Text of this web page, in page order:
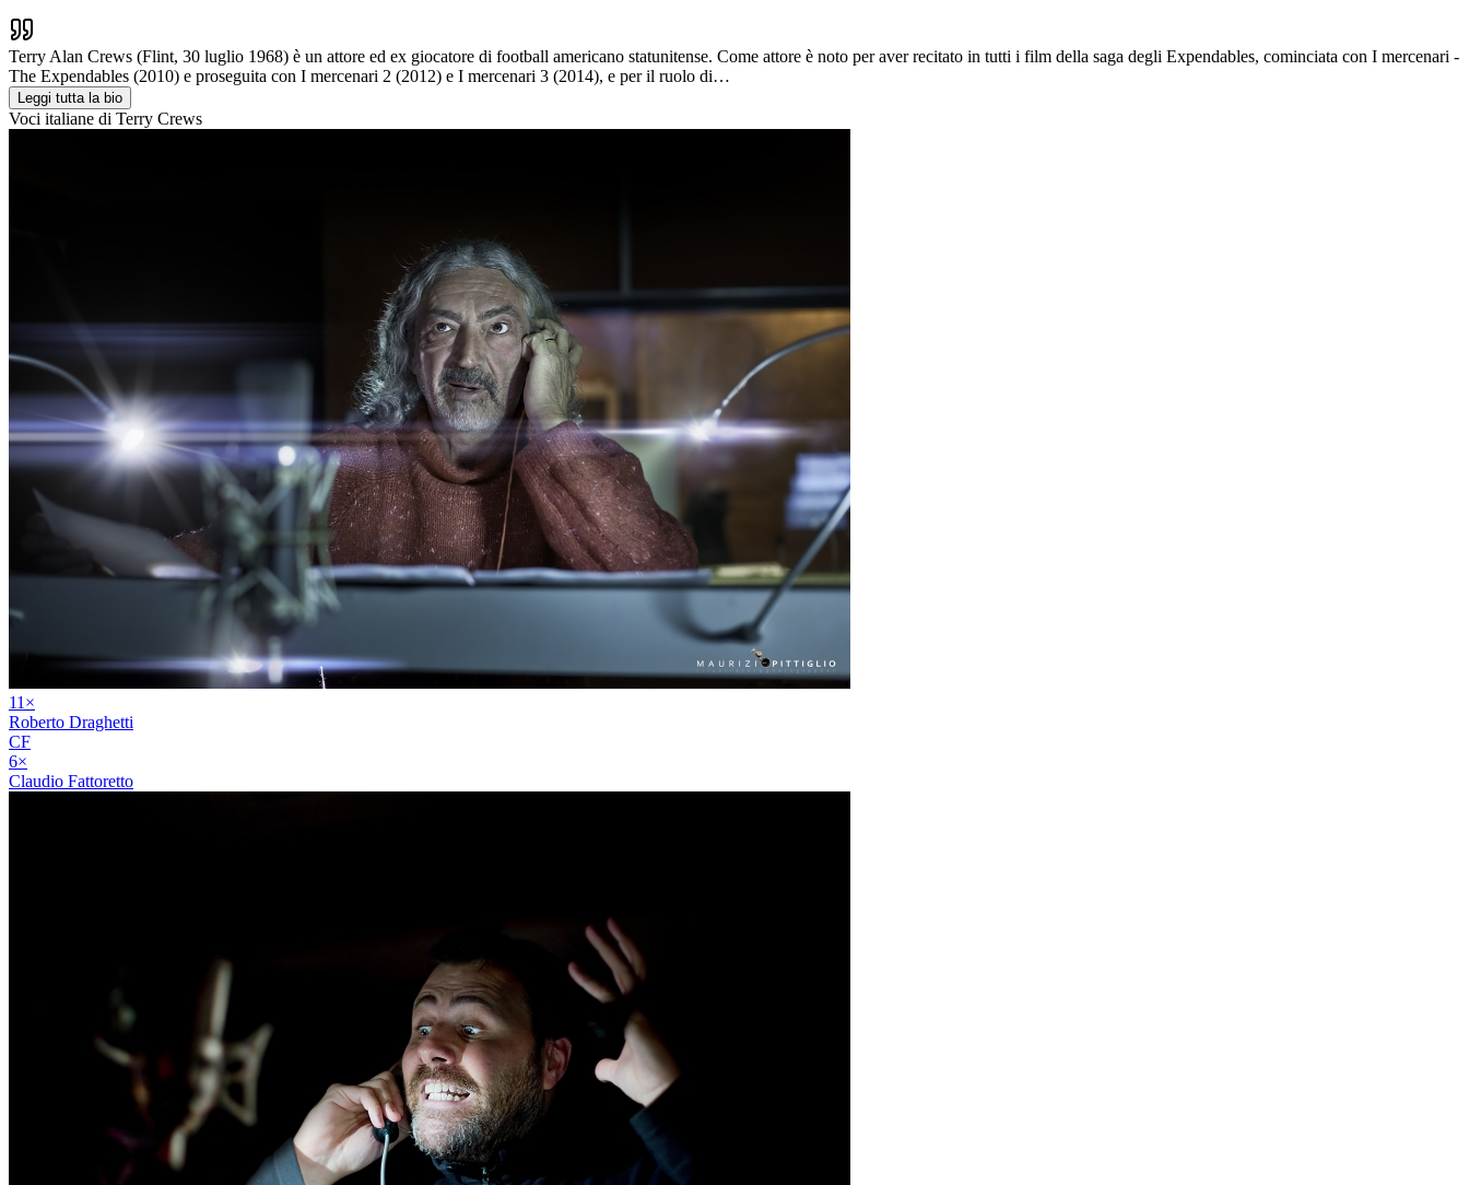
Terry Alan Crews (Flint, 30 luglio 1968) è un attore ed ex giocatore di football americano statunitense. Come attore è noto per aver recitato in tutti i film della saga degli Expendables, cominciata con I mercenari -
The Expendables (2010) e proseguita con I mercenari 2 (2012) e I mercenari 3 (2014), e per il ruolo di…
Leggi tutta la bio
Voci italiane di Terry Crews
11 ×
Roberto Draghetti
CF
6×
Claudio Fattoretto